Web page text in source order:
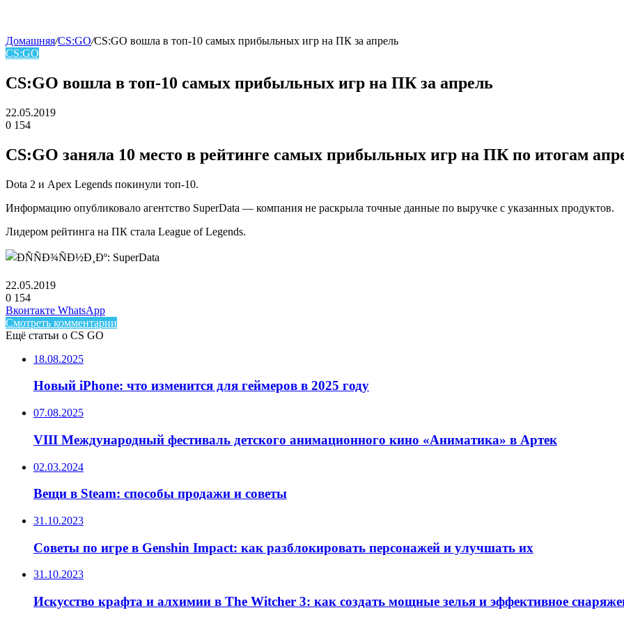
skin
Домашняя/CS:GO/CS:GO вошла в топ‑10 самых прибыльных игр на ПК за апрель
CS:GO
CS:GO вошла в топ‑10 самых прибыльных игр на ПК за апрель
22.05.2019
0 154
CS:GO заняла 10 место в рейтинге самых прибыльных игр на ПК по итогам
Dota 2 и Apex Legends покинули топ-10.
Информацию опубликовало агентство SuperData — компания не раскрыла точные данные по выручке с указанных продуктов.
Лидером рейтинга на ПК стала League of Legends.
22.05.2019
0 154
Facebook
Twitter
LinkedIn
Вконтакте WhatsAppTelegram
Смотреть комментарии
Ещё статьи о CS GO
18.08.2025
Новый iPhone: что изменится для геймеров в 2025 году
07.08.2025
VIII Международный фестиваль детского анимационного кино «Аниматика» в Артек
02.03.2024
Вещи в Steam: способы продажи и советы
31.10.2023
Советы по игре в Genshin Impact: как разблокировать персонажей и улучшать их
31.10.2023
Искусство крафта и алхимии в The Witcher 3: как создать мощные зелья и эффективное